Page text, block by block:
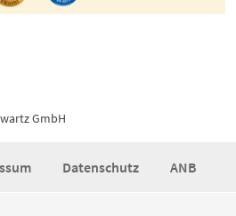
GmbH
Datenschutz ANB